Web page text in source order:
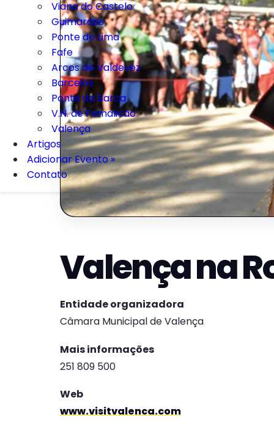
Viana do Castelo
Guimarães
Ponte de Lima
Fafe
Arcos de Valdevez
Barcelos
Ponte da Barca
V.N. de Famalicão
Valença
Artigos
Adicionar Evento »
Contato
Valença na
Entidade organizadora
Câmara Municipal de Valença
Mais informações
251 809 500
Web
www.visitvalenca.com